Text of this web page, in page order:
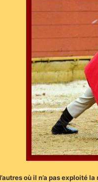
où il n’a pas exploité